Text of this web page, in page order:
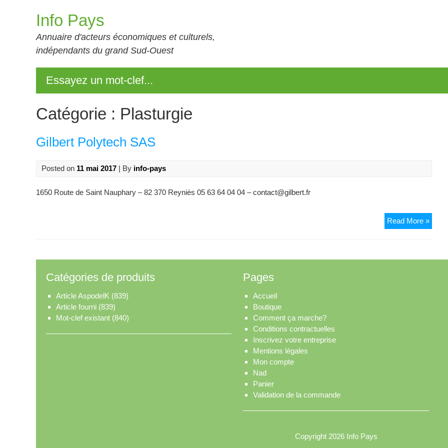
Info Pays
Annuaire d'acteurs économiques et culturels,
indépendants du grand Sud-Ouest
Essayez un mot-clef...
Catégorie : Plasturgie
Gilbert Polytech SAS
Posted on 11 mai 2017 | By info-pays
1650 Route de Saint Nauphary – 82 370 Reyniès 05 63 64 04 04 – contact@gilbert.fr
Read More »
Catégories de produits
Article AspodelK (839)
Article fourni (839)
Mot-clef existant (840)
Pages
Accueil
Boutique
Comment ça marche?
Conditions contractuelles
Inscrivez votre entreprise
Mentions légales
Mon compte
Nad
Panier
Validation de la commande
Copyright 2026 Info Pays